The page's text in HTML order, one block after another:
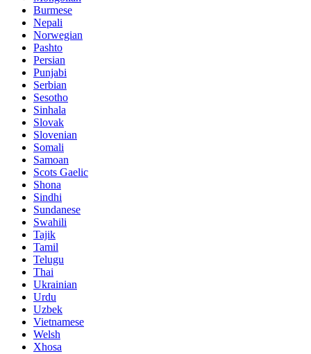
Burmese
Nepali
Norwegian
Pashto
Persian
Punjabi
Serbian
Sesotho
Sinhala
Slovak
Slovenian
Somali
Samoan
Scots Gaelic
Shona
Sindhi
Sundanese
Swahili
Tajik
Tamil
Telugu
Thai
Ukrainian
Urdu
Uzbek
Vietnamese
Welsh
Xhosa